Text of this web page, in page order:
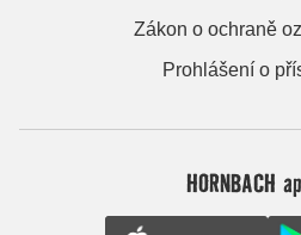
Zákon o ochraně
Prohlášení o
HORNBACH